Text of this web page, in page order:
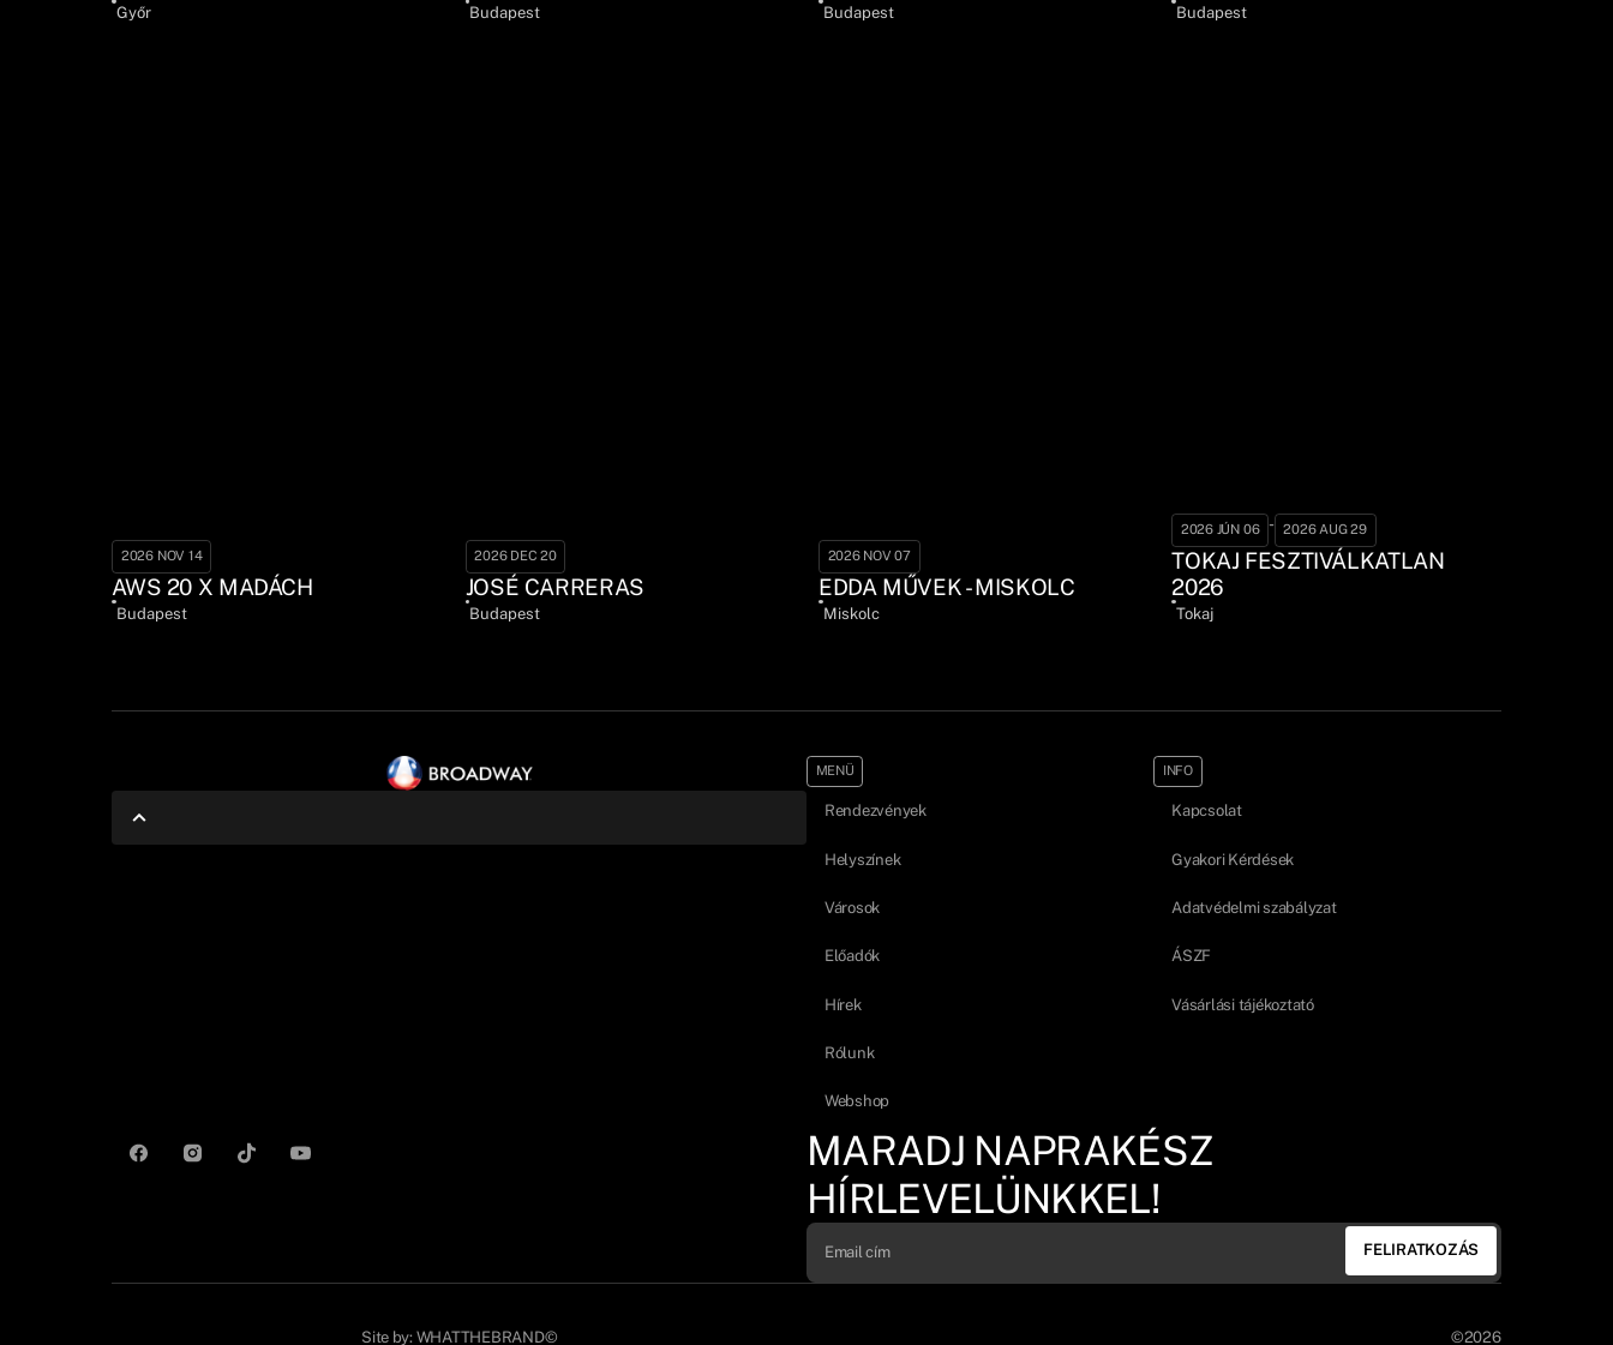
Győr Budapest Budapest Budapest
2026 NOV 14
AWS 20 X MADÁCH
Budapest
2026 DEC 20
JOSÉ CARRERAS
Budapest
2026 NOV 07
EDDA MŰVEK - MISKOLC
Miskolc
2026 JÚN 06 - 2026 AUG 29
TOKAJ FESZTIVÁLKATLAN
2026
Tokaj
MENÜ
Rendezvények
Helyszínek
Városok
Előadók
Hírek
Rólunk
Webshop
INFO
Kapcsolat
Gyakori Kérdések
Adatvédelmi szabályzat
ÁSZF
Vásárlási tájékoztató
MARADJ NAPRAKÉSZ
HÍRLEVELÜNKKEL!
FELIRATKOZÁS
Site by: WHATTHEBRAND© ©2026